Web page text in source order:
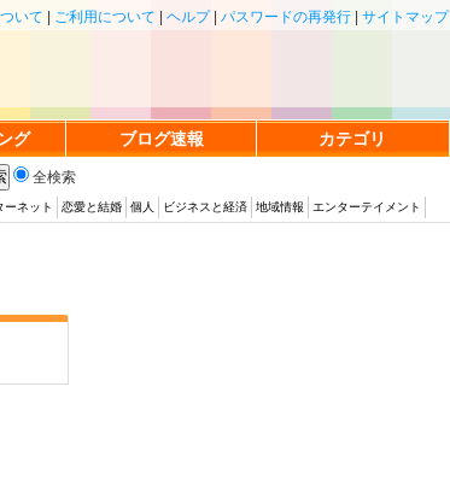
いて ご利用について ヘルプ| パスワードの再発行 サイトマップ
グ ブログ速報 カテゴリ
全検索
ーネット 恋愛と結婚 個人 ビジネスと経済 地域情報 エンターテイメント